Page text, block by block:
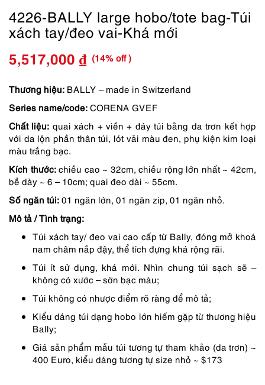
4226-BALLY large hobo/tote bag-Túi
xách tay/đeo vai-Khá mới
Giá
gốc
là:
6,490,000 ₫.
5,517,000 ₫
Giá
hiện
tại
là:
(14% off )
Thương hiệu: BALLY – made in Switzerland
Series name/code: CORENA GVEF
Chất liệu: quai xách + viền + đáy túi bằng da trơn kết hợp
với da lộn phần thân túi, lót vải màu đen, phụ kiện kim loại
màu trắng bạc.
Kích thước:chiều cao ~ 32cm, chiều rộng lớn nhất ~ 42cm,
bề dày ~ 6 – 10cm; quai đeo dài ~ 55cm.
Số ngăn túi: 01 ngăn lớn, 01 ngăn zip, 01 ngăn nhỏ.
Mô tả / Tình trạng:
Túi xách tay/ đeo vai cao cấp từ Bally, đóng mở khoá
nam châm nắp đậy, thể tích đựng khá rộng rãi.
Túi ít sử dụng, khá mới. Nhìn chung túi sạch sẽ –
không có xước – sờn bạc màu;
Túi không có nhược điểm rõ ràng để mô tả;
Kiểu dáng túi dạng hobo lớn hiếm gặp từ thương hiệu
Bally;
Giá sản phẩm mẫu túi tương tự tham khảo (da trơn) ~
400 Euro, kiểu dáng tương tự size nhỏ ~ $173